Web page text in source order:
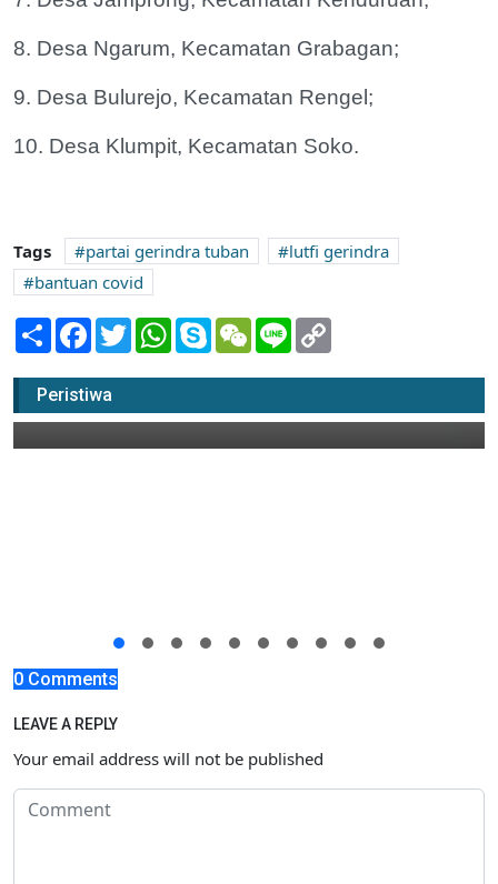
8. Desa Ngarum, Kecamatan Grabagan;
9. Desa Bulurejo, Kecamatan Rengel;
10. Desa Klumpit, Kecamatan Soko.
Tags partai gerindra tuban
lutfi gerindra
bantuan covid
Share Facebook
TwitterWhatsApp
SkypeWeChatLine
Peristiwa
Terus Berkarya Meski Pandemi
19 November 2021 05:00
0 Comments
LEAVE A REPLY
Your email address will not be published